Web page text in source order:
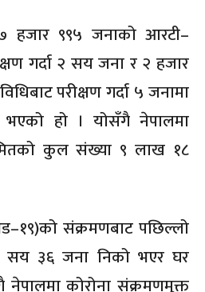
हजार ९९५ जनाको आरटी–
गर्दा २ सय जना र २ हजार
परीक्षण गर्दा ५ जनामा
भएको हो । योसँगै नेपालमा
कुल संख्या ९ लाख १८
संक्रमणबाट पछिल्लो
सय ३६ जना निको भएर घर
कोरोना संक्रमणमुक्त